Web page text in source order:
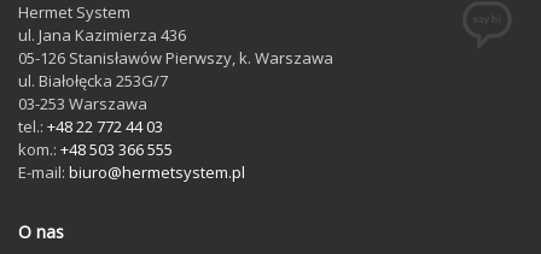
Hermet System
ul. Jana Kazimierza 436
05-126 Stanisławów Pierwszy, k. Warszawa
ul. Białołęcka 253G/7
03-253 Warszawa
tel.: +48 22 772 44 03
kom.: +48 503 366 555
E-mail: biuro@hermetsystem.pl
O nas